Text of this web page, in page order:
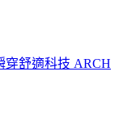
穿舒適科技 ARCH